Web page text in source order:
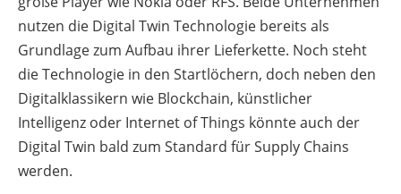
nutzen die Digital Twin Technologie bereits als
Grundlage zum Aufbau ihrer Lieferkette. Noch steht
die Technologie in den Startlöchern, doch neben den
Digitalklassikern wie Blockchain, künstlicher
Intelligenz oder Internet of Things könnte auch der
Digital Twin bald zum Standard für Supply Chains
werden.